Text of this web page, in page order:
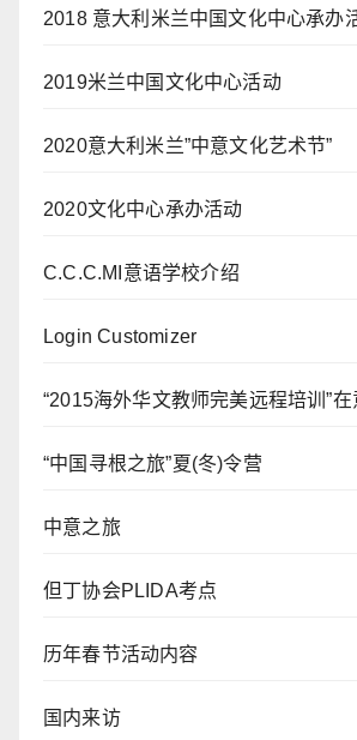
2018 意大利米兰中国文化中心承办
2019米兰中国文化中心活动
2020意大利米兰”中意文化艺术节”
2020文化中心承办活动
C.C.C.MI意语学校介绍
Login Customizer
“2015海外华文教师完美远程培训”
“中国寻根之旅”夏(冬)令营
中意之旅
但丁协会PLIDA考点
历年春节活动内容
国内来访